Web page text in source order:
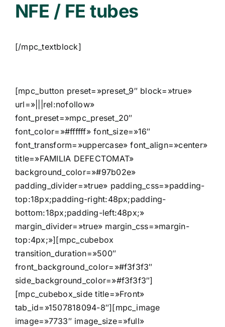
NFE / FE tubes
[/mpc_textblock]
[mpc_button preset=»preset_9″ block=»true»
url=»|||rel:nofollow»
font_preset=»mpc_preset_20″
font_color=»#ffffff» font_size=»16″
font_transform=»uppercase» font_align=»center»
title=»FAMILIA DEFECTOMAT»
background_color=»#97b02e»
padding_divider=»true» padding_css=»padding-
top:18px;padding-right:48px;padding-
bottom:18px;padding-left:48px;»
margin_divider=»true» margin_css=»margin-
top:4px;»][mpc_cubebox
transition_duration=»500″
front_background_color=»#f3f3f3″
side_background_color=»#f3f3f3″]
[mpc_cubebox_side title=»Front»
tab_id=»1507818094-8″][mpc_image
image=»7733″ image_size=»full»